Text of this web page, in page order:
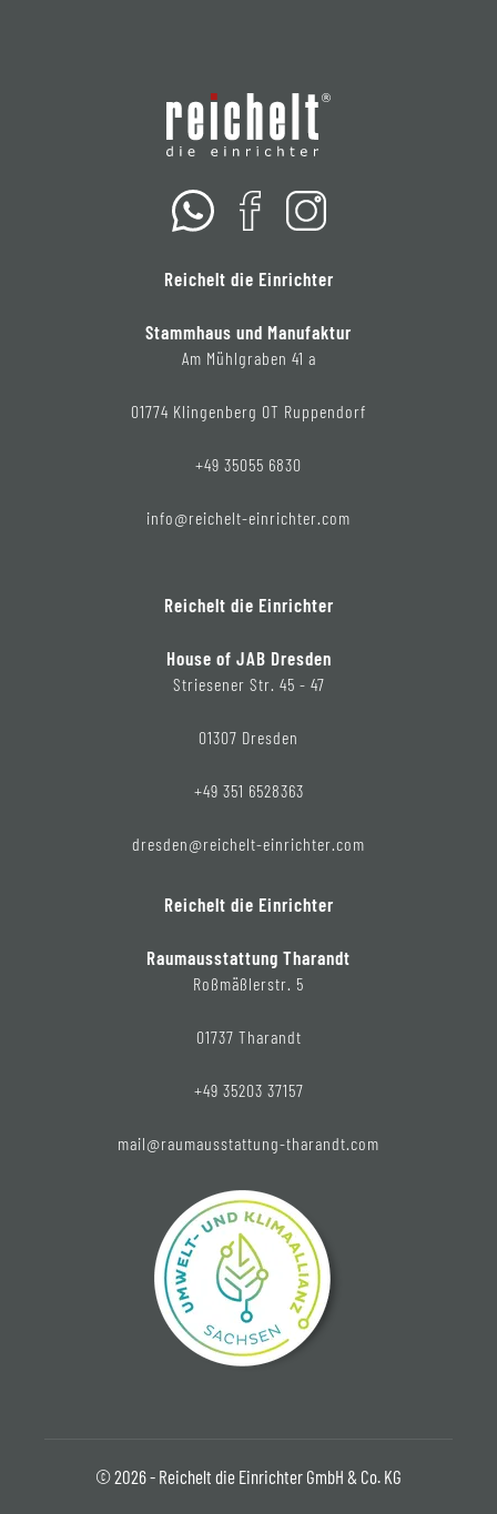
Reichelt die Einrichter
Stammhaus und Manufaktur
Am Mühlgraben 41 a
01774 Klingenberg OT Ruppendorf
+49 35055 6830
info@reichelt-einrichter.com
Reichelt die Einrichter
House of JAB Dresden
Striesener Str. 45 - 47
01307 Dresden
+49 351 6528363
dresden@reichelt-einrichter.com
Reichelt die Einrichter
Raumausstattung Tharandt
Roßmäßlerstr. 5
01737 Tharandt
+49 35203 37157
mail@raumausstattung-tharandt.com
© 2026 - Reichelt die Einrichter GmbH & Co. KG